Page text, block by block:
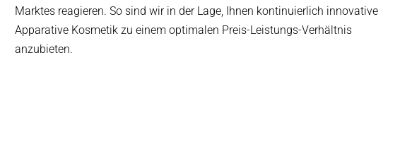
Marktes reagieren. So sind wir in der Lage, Ihnen kontinuierlich innovative
Apparative Kosmetik zu einem optimalen Preis-Leistungs-Verhältnis
anzubieten.